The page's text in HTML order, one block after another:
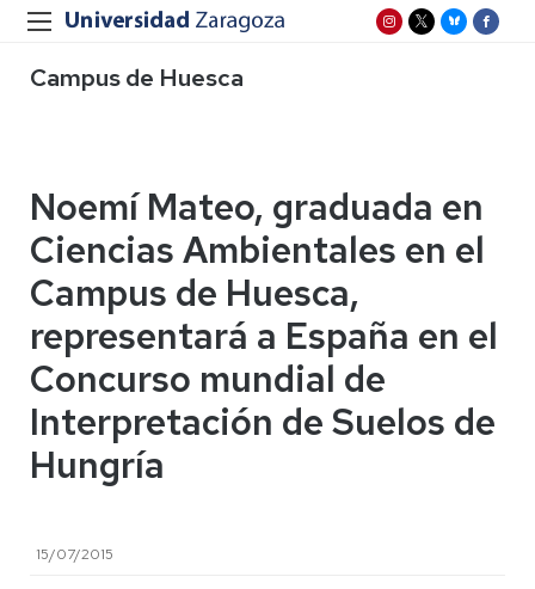
Campus de Huesca
Noemí Mateo, graduada en
Ciencias Ambientales en el
Campus de Huesca,
representará a España en el
Concurso mundial de
Interpretación de Suelos de
Hungría
15/07/2015